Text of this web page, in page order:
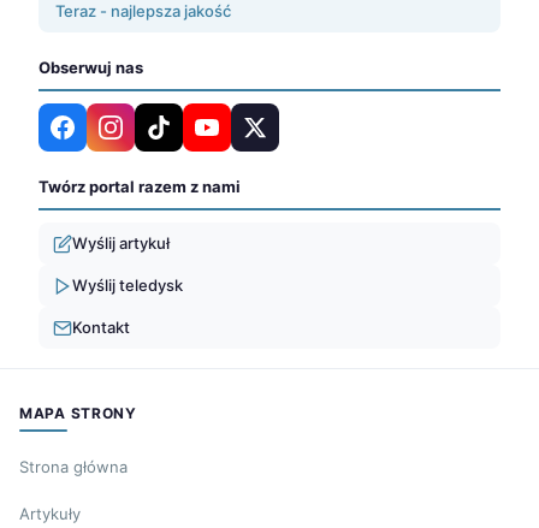
Teraz - najlepsza jakość
Obserwuj nas
Twórz portal razem z nami
Wyślij artykuł
Wyślij teledysk
Kontakt
MAPA STRONY
Strona główna
Artykuły